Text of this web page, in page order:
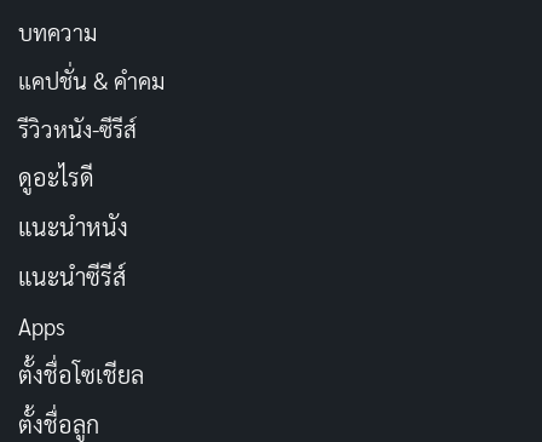
บทความ
แคปชั่น & คำคม
รีวิวหนัง-ซีรีส์
ดูอะไรดี
แนะนำหนัง
แนะนำซีรีส์
Apps
ตั้งชื่อโซเชียล
ตั้งชื่อลูก